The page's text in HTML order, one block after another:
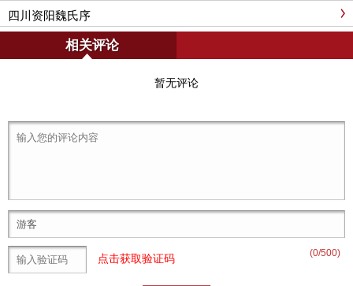
四川资阳魏氏序
相关评论
暂无评论
(0/500)
点击获取验证码